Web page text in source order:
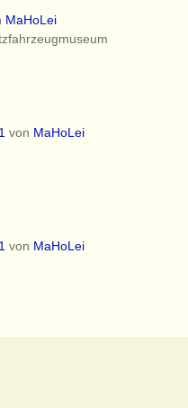
MaHoLei
von MaHoLei
von MaHoLei